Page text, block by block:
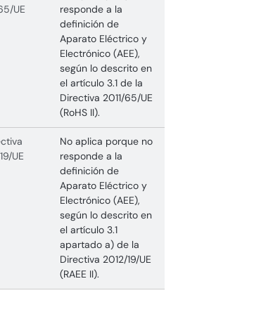
UE
responde a la
definición de
Aparato Eléctrico y
Electrónico (AEE),
según lo descrito en
el artículo 3.1 de la
Directiva 2011/65/UE
(RoHS II).
UE
No aplica porque no
responde a la
definición de
Aparato Eléctrico y
Electrónico (AEE),
según lo descrito en
el artículo 3.1
apartado a) de la
Directiva 2012/19/UE
(RAEE II).